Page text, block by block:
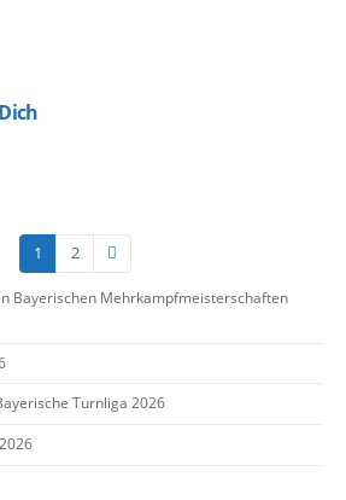
1 2
Bayerischen Mehrkampfmeisterschaften
Turnliga 2026